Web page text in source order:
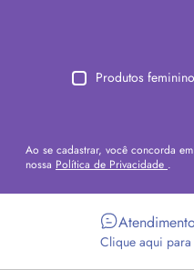
Produtos
Ao se cadastrar, você concorda
nossa Política de Privacidade .
Clique aqui para